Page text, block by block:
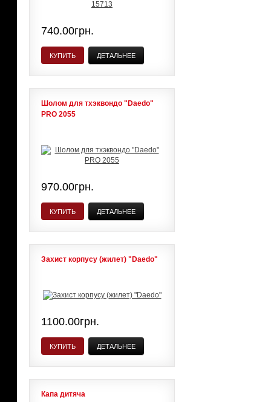
740.00грн.
КУПИТЬ ДЕТАЛЬНЕЕ
Шолом для тхэквондо "Daedo"
PRO 2055
970.00грн.
КУПИТЬ ДЕТАЛЬНЕЕ
Захист корпусу (жилет) "Daedo"
1100.00грн.
КУПИТЬ ДЕТАЛЬНЕЕ
Капа дитяча